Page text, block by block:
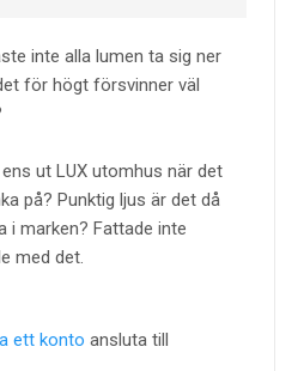
inte alla lumen ta sig ner
för högt försvinner väl
ut LUX utomhus när det
på? Punktig ljus är det då
i marken? Fattade inte
med det.
ett konto ansluta till